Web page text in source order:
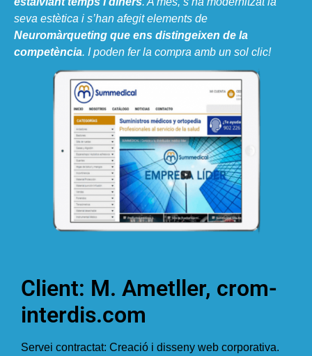
seva estètica i s’han afegit elements de
Neuromàrqueting que ens distingeixen de la
competència. I poden fer la compra amb un sol clic!
Client: M. Ametller, crom-
interdis.com
Servei contractat: Creació i disseny web corporativa.